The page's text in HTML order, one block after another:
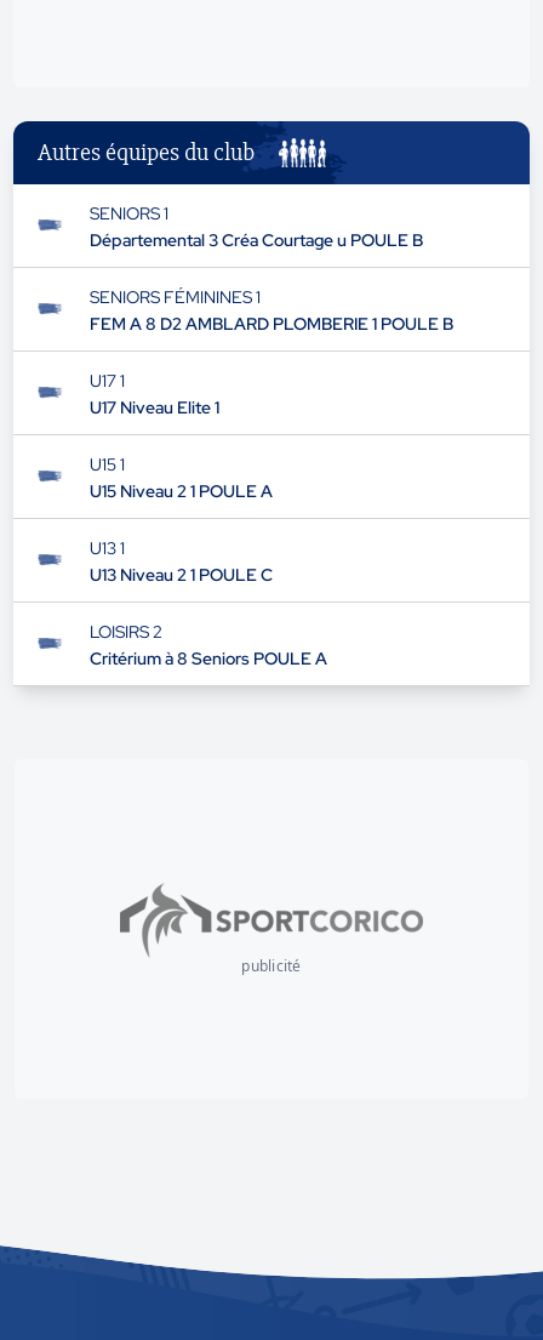
Autres équipes du club
SENIORS 1
Départemental 3 Créa Courtage u POULE B
SENIORS FÉMININES 1
FEM A 8 D2 AMBLARD PLOMBERIE 1 POULE B
U17 1
U17 Niveau Elite 1
U15 1
U15 Niveau 2 1 POULE A
U13 1
U13 Niveau 2 1 POULE C
LOISIRS 2
Critérium à 8 Seniors POULE A
publicité